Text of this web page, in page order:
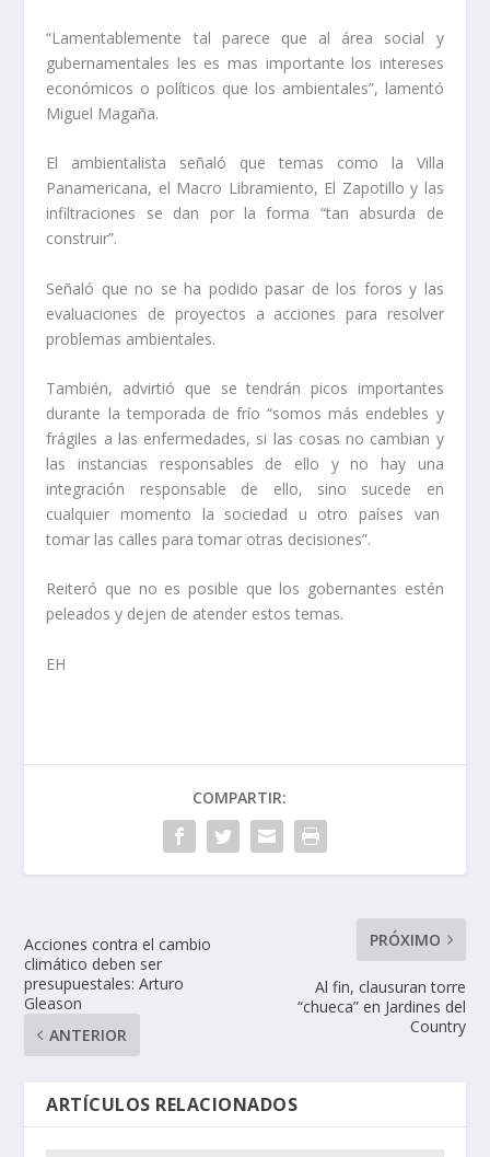
“Lamentablemente tal parece que al área social y
gubernamentales les es mas importante los intereses
económicos o políticos que los ambientales”, lamentó
Miguel Magaña.
El ambientalista señaló que temas como la Villa
Panamericana, el Macro Libramiento, El Zapotillo y las
infiltraciones se dan por la forma “tan absurda de
construir”.
Señaló que no se ha podido pasar de los foros y las
evaluaciones de proyectos a acciones para resolver
problemas ambientales.
También, advirtió que se tendrán picos importantes
durante la temporada de frío “somos más endebles y
frágiles a las enfermedades, si las cosas no cambian y
las instancias responsables de ello y no hay una
integración responsable de ello, sino sucede en
cualquier momento la sociedad u otro países van
tomar las calles para tomar otras decisiones”.
Reiteró que no es posible que los gobernantes estén
peleados y dejen de atender estos temas.
EH
COMPARTIR:
Acciones contra el cambio
climático deben ser
presupuestales: Arturo
Gleason
ANTERIOR
PRÓXIMO
Al fin, clausuran torre
“chueca” en Jardines del
Country
ARTÍCULOS RELACIONADOS